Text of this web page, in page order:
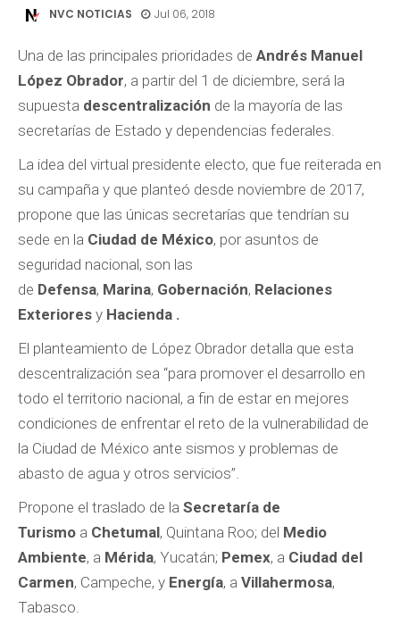
NVC NOTICIAS Jul 06, 2018
Una de las principales prioridades de Andrés Manuel
López Obrador, a partir del 1 de diciembre, será la
supuesta descentralización de la mayoría de las
secretarías de Estado y dependencias federales.
La idea del virtual presidente electo, que fue reiterada en
su campaña y que planteó desde noviembre de 2017,
propone que las únicas secretarías que tendrían su
sede en la Ciudad de México, por asuntos de
seguridad nacional, son las
de Defensa, Marina, Gobernación, Relaciones
Exteriores y Hacienda .
El planteamiento de López Obrador detalla que esta
descentralización sea “para promover el desarrollo en
todo el territorio nacional, a fin de estar en mejores
condiciones de enfrentar el reto de la vulnerabilidad de
la Ciudad de México ante sismos y problemas de
abasto de agua y otros servicios”.
Propone el traslado de la Secretaría de
Turismo a Chetumal, Quintana Roo; del Medio
Ambiente, a Mérida, Yucatán; Pemex, a Ciudad del
Carmen, Campeche, y Energía, a Villahermosa,
Tabasco.